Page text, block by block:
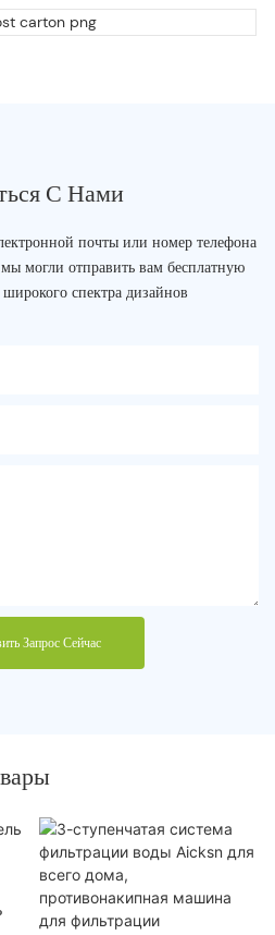
С Нами
почты или номер телефона
могли отправить вам бесплатную
спектра дизайнов
Запрос Сейчас